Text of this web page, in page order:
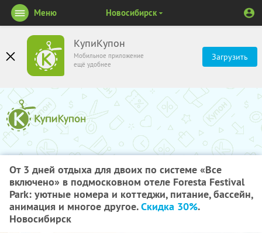
КупиКупон
Мобильное приложение
ещё удобнее
Загрузить
Меню Новосибирск
От 3 дней отдыха для двоих по системе «Все
включено» в подмосковном отеле Foresta Festival
Park: уютные номера и коттеджи, питание, бассейн,
анимация и многое другое.Скидка 30%.
Новосибирск